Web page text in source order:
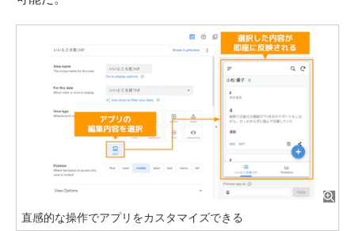
直感的な操作でアプリをカスタマイズできる